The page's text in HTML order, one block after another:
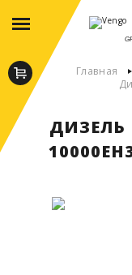
Главная
ДИЗЕЛЬ